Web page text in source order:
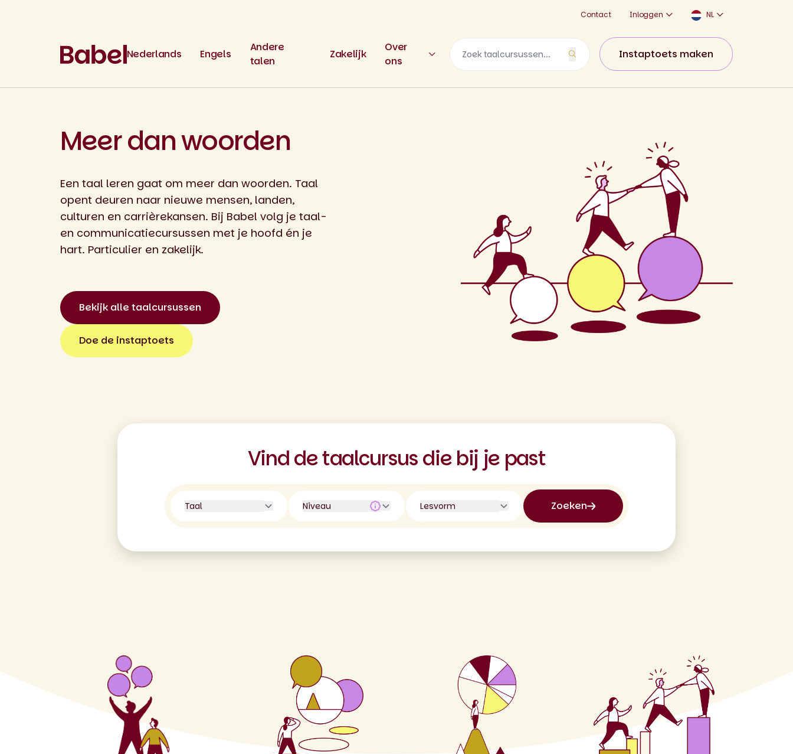
Contact Inloggen NL
Nederlands Engels
Andere
talen
Zakelijk
Over
ons
Instaptoets maken
Meer dan woorden
Een taal leren gaat om meer dan woorden. Taal
opent deuren naar nieuwe mensen, landen,
culturen en carrièrekansen. Bij Babel volg je taal-
en communicatiecursussen met je hoofd én je
hart. Particulier en zakelijk.
Bekijk alle taalcursussen
Doe de instaptoets
Vind de taalcursus die bij je past
Taal Niveau Lesvorm Zoeken